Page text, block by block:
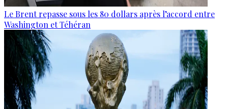
Le Brent repasse sous les 80 dollars après l’accord entre
Washington et Téhéran